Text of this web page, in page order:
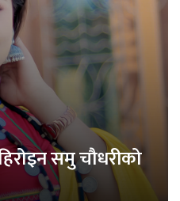
समु चौधरीको